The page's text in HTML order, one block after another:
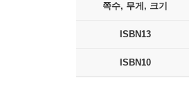
쪽수, 무게, 크기
ISBN13
ISBN10